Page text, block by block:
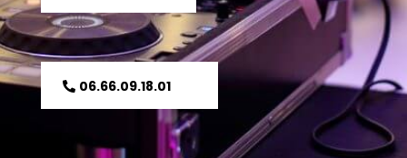
06.66.09.18.01